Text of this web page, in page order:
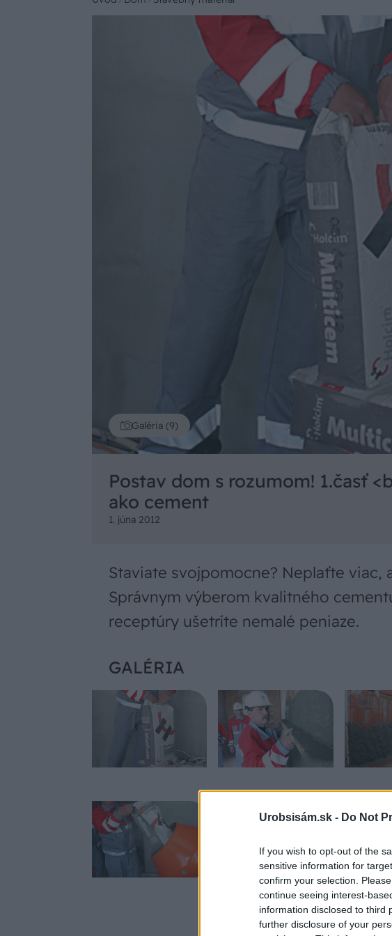
Urobsisám.sk - Do Not
If you wish to opt-out of the
sensitive information for
confirm your selection.
continue seeing interest-
information disclosed to third
further disclosure of your
Galéria (9)
Postav dom s rozumom! 1.časť
ako cement
1. júna 2012
Staviate svojpomocne? Neplaťte viac,
Správnym výberom kvalitného
receptúry ušetríte nemalé peniaze.
GALÉRIA